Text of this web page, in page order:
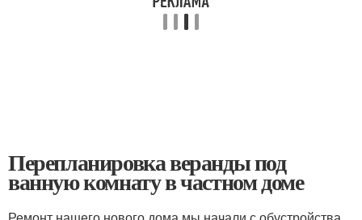
Перепланировка веранды под
ванную комнату в частном доме